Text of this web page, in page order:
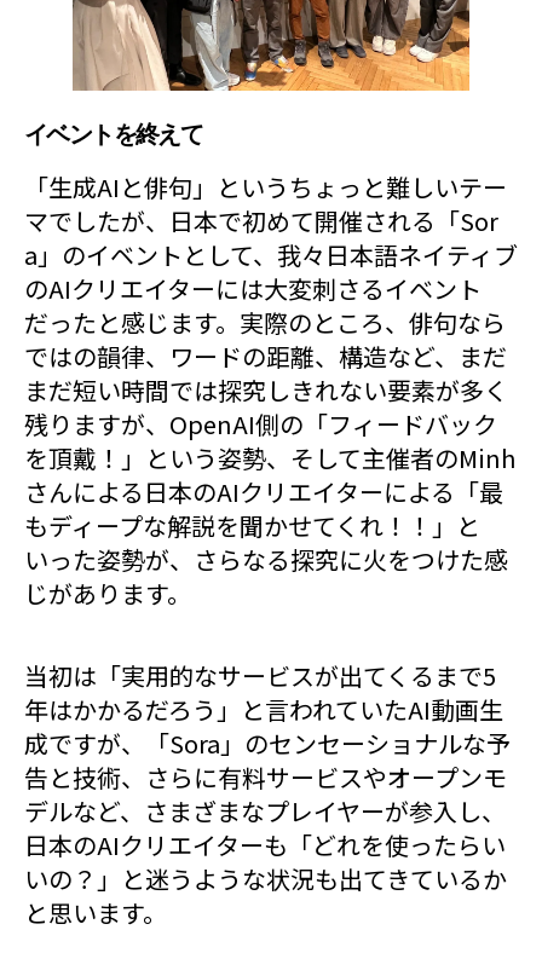
イベントを終えて
「生成AIと俳句」というちょっと難しいテー
マでしたが、日本で初めて開催される「Sor
a」のイベントとして、我々日本語ネイティブ
のAIクリエイターには大変刺さるイベント
だったと感じます。実際のところ、俳句なら
ではの韻律、ワードの距離、構造など、まだ
まだ短い時間では探究しきれない要素が多く
残りますが、OpenAI側の「フィードバック
を頂戴！」という姿勢、そして主催者のMinh
さんによる日本のAIクリエイターによる「最
もディープな解説を聞かせてくれ！！」と
いった姿勢が、さらなる探究に火をつけた感
じがあります。
当初は「実用的なサービスが出てくるまで5
年はかかるだろう」と言われていたAI動画生
成ですが、「Sora」のセンセーショナルな予
告と技術、さらに有料サービスやオープンモ
デルなど、さまざまなプレイヤーが参入し、
日本のAIクリエイターも「どれを使ったらい
いの？」と迷うような状況も出てきているか
と思います。